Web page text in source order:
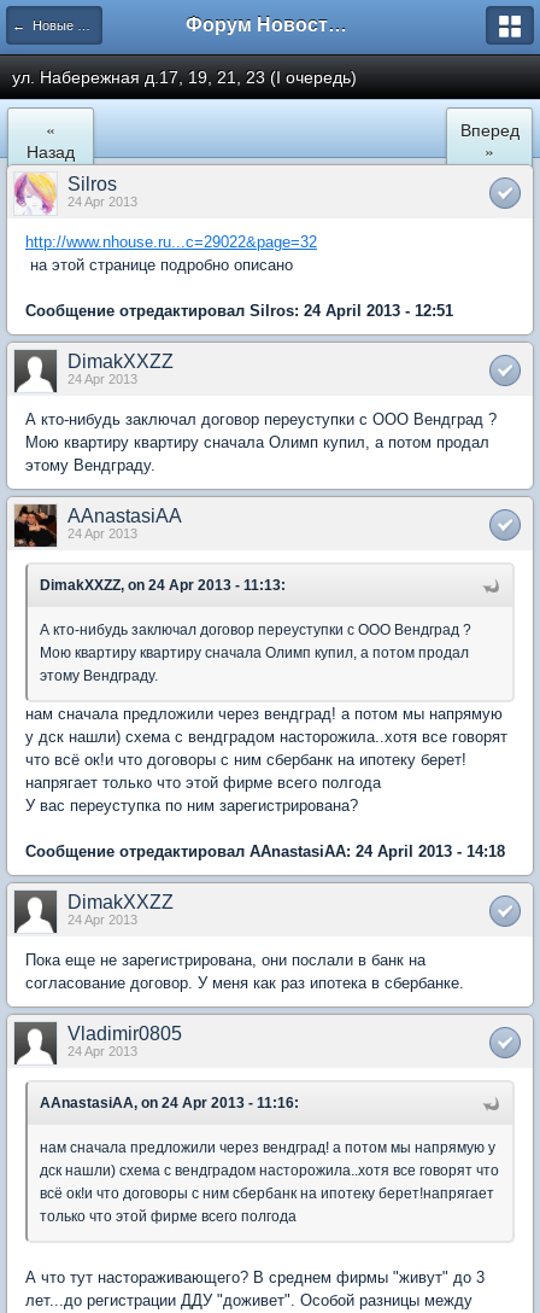
← Новые Водники Форум Новостройки
ул. Набережная д.17, 19, 21, 23 (I очередь)
«
Назад
Вперед
»
Silros
24 Apr 2013
http://www.nhouse.ru...c=29022&page=32
на этой странице подробно описано
Сообщение отредактировал Silros: 24 April 2013 - 12:51
DimakXXZZ
24 Apr 2013
А кто-нибудь заключал договор переуступки с ООО Вендград ?
Мою квартиру квартиру сначала Олимп купил, а потом продал
этому Вендграду.
AAnastasiAA
24 Apr 2013
DimakXXZZ, on 24 Apr 2013 - 11:13:
А кто-нибудь заключал договор переуступки с ООО Вендград ?
Мою квартиру квартиру сначала Олимп купил, а потом продал
этому Вендграду.
нам сначала предложили через вендград! а потом мы напрямую
у дск нашли) схема с вендградом насторожила..хотя все говорят
что всё ок!и что договоры с ним сбербанк на ипотеку берет!
напрягает только что этой фирме всего полгода
У вас переуступка по ним зарегистрирована?
Сообщение отредактировал AAnastasiAA: 24 April 2013 - 14:18
DimakXXZZ
24 Apr 2013
Пока еще не зарегистрирована, они послали в банк на
согласование договор. У меня как раз ипотека в сбербанке.
Vladimir0805
24 Apr 2013
AAnastasiAA, on 24 Apr 2013 - 11:16:
нам сначала предложили через вендград! а потом мы напрямую у
дск нашли) схема с вендградом насторожила..хотя все говорят что
всё ок!и что договоры с ним сбербанк на ипотеку берет!напрягает
только что этой фирме всего полгода
А что тут настораживающего? В среднем фирмы "живут" до 3
лет...до регистрации ДДУ "доживет". Особой разницы между